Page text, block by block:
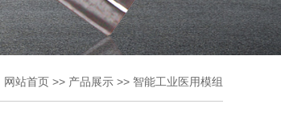
网站首页 >> 产品展示 >> 智能工业医用模组